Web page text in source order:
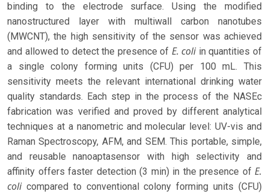
binding to the electrode surface. Using the modified
nanostructured layer with multiwall carbon nanotubes
(MWCNT), the high sensitivity of the sensor was achieved
and allowed to detect the presence of E. coliin quantities of
a single colony forming units (CFU) per 100 mL. This
sensitivity meets the relevant international drinking water
quality standards. Each step in the process of the NASEc
fabrication was verified and proved by different analytical
techniques at a nanometric and molecular level: UV-vis and
Raman Spectroscopy, AFM, and SEM. This portable, simple,
and reusable nanoaptasensor with high selectivity and
affinity offers faster detection (3 min) in the presence of E.
colicompared to conventional colony forming units (CFU)